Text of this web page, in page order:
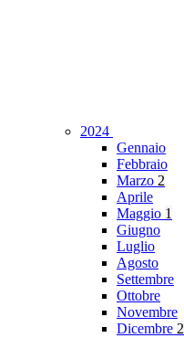
2024
Gennaio
Febbraio
Marzo 2
Aprile
Maggio 1
Giugno
Luglio
Agosto
Settembre
Ottobre
Novembre
Dicembre 2